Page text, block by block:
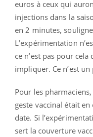
euros à ceux qui
injections dans la
en 2 minutes,
L’expérimentation
ce n’est pas pour
impliquer. Ce n’est
Pour les
geste vaccinal était
date. Si
sert la couverture